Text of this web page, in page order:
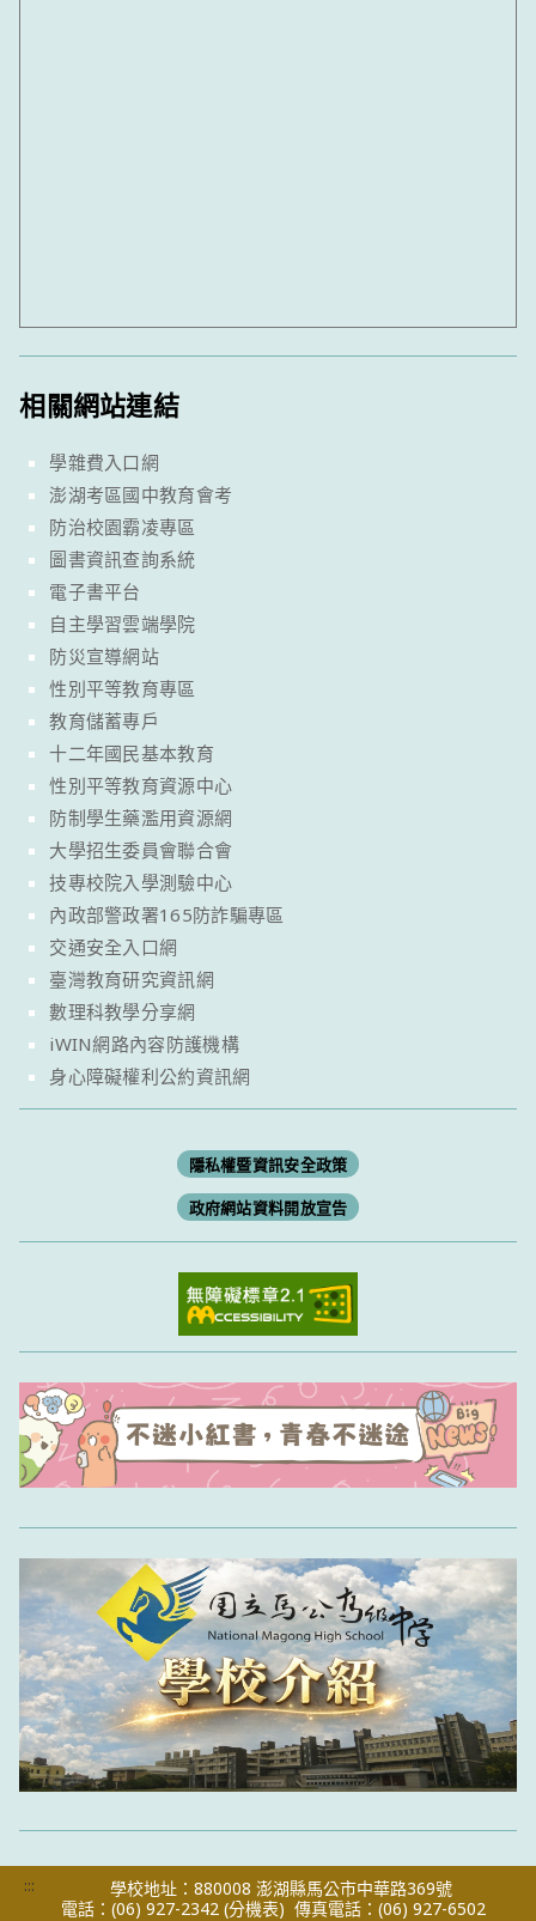
相關網站連結
學雜費入口網
澎湖考區國中教育會考
防治校園霸凌專區
圖書資訊查詢系統
電子書平台
自主學習雲端學院
防災宣導網站
性別平等教育專區
教育儲蓄專戶
十二年國民基本教育
性別平等教育資源中心
防制學生藥濫用資源網
大學招生委員會聯合會
技專校院入學測驗中心
內政部警政署165防詐騙專區
交通安全入口網
臺灣教育研究資訊網
數理科教學分享網
iWIN網路內容防護機構
身心障礙權利公約資訊網
隱私權暨資訊安全政策
政府網站資料開放宣告
:::
學校地址：880008 澎湖縣馬公市中華路369號
電話：(06) 927-2342 (分機表) 傳真電話：(06) 927-6502